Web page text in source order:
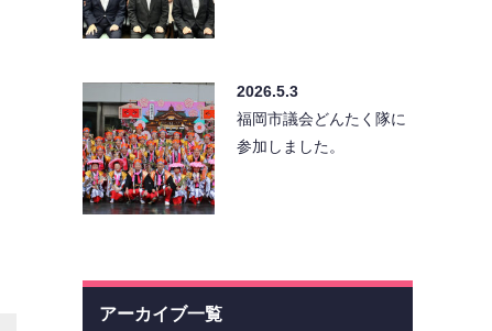
2026.5.3
福岡市議会どんたく隊に
参加しました。
アーカイブ一覧